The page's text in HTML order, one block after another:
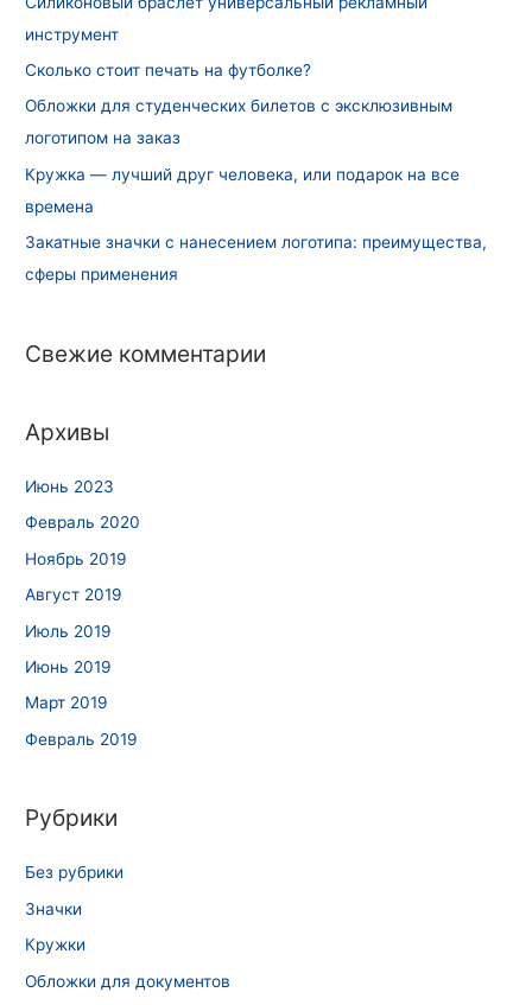
инструмент
Сколько стоит печать на футболке?
Обложки для студенческих билетов с эксклюзивным
логотипом на заказ
Кружка — лучший друг человека, или подарок на все
времена
Закатные значки с нанесением логотипа: преимущества,
сферы применения
Свежие комментарии
Архивы
Июнь 2023
Февраль 2020
Ноябрь 2019
Август 2019
Июль 2019
Июнь 2019
Март 2019
Февраль 2019
Рубрики
Без рубрики
Значки
Кружки
Обложки для документов